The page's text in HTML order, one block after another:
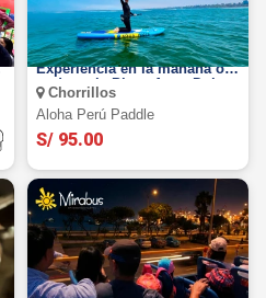
PADDLE: 2 horas de
Experiencia en la mañana o
tarde en la Playa Agua Dulce
Chorrillos
Aloha Perú Paddle
S/ 95.00